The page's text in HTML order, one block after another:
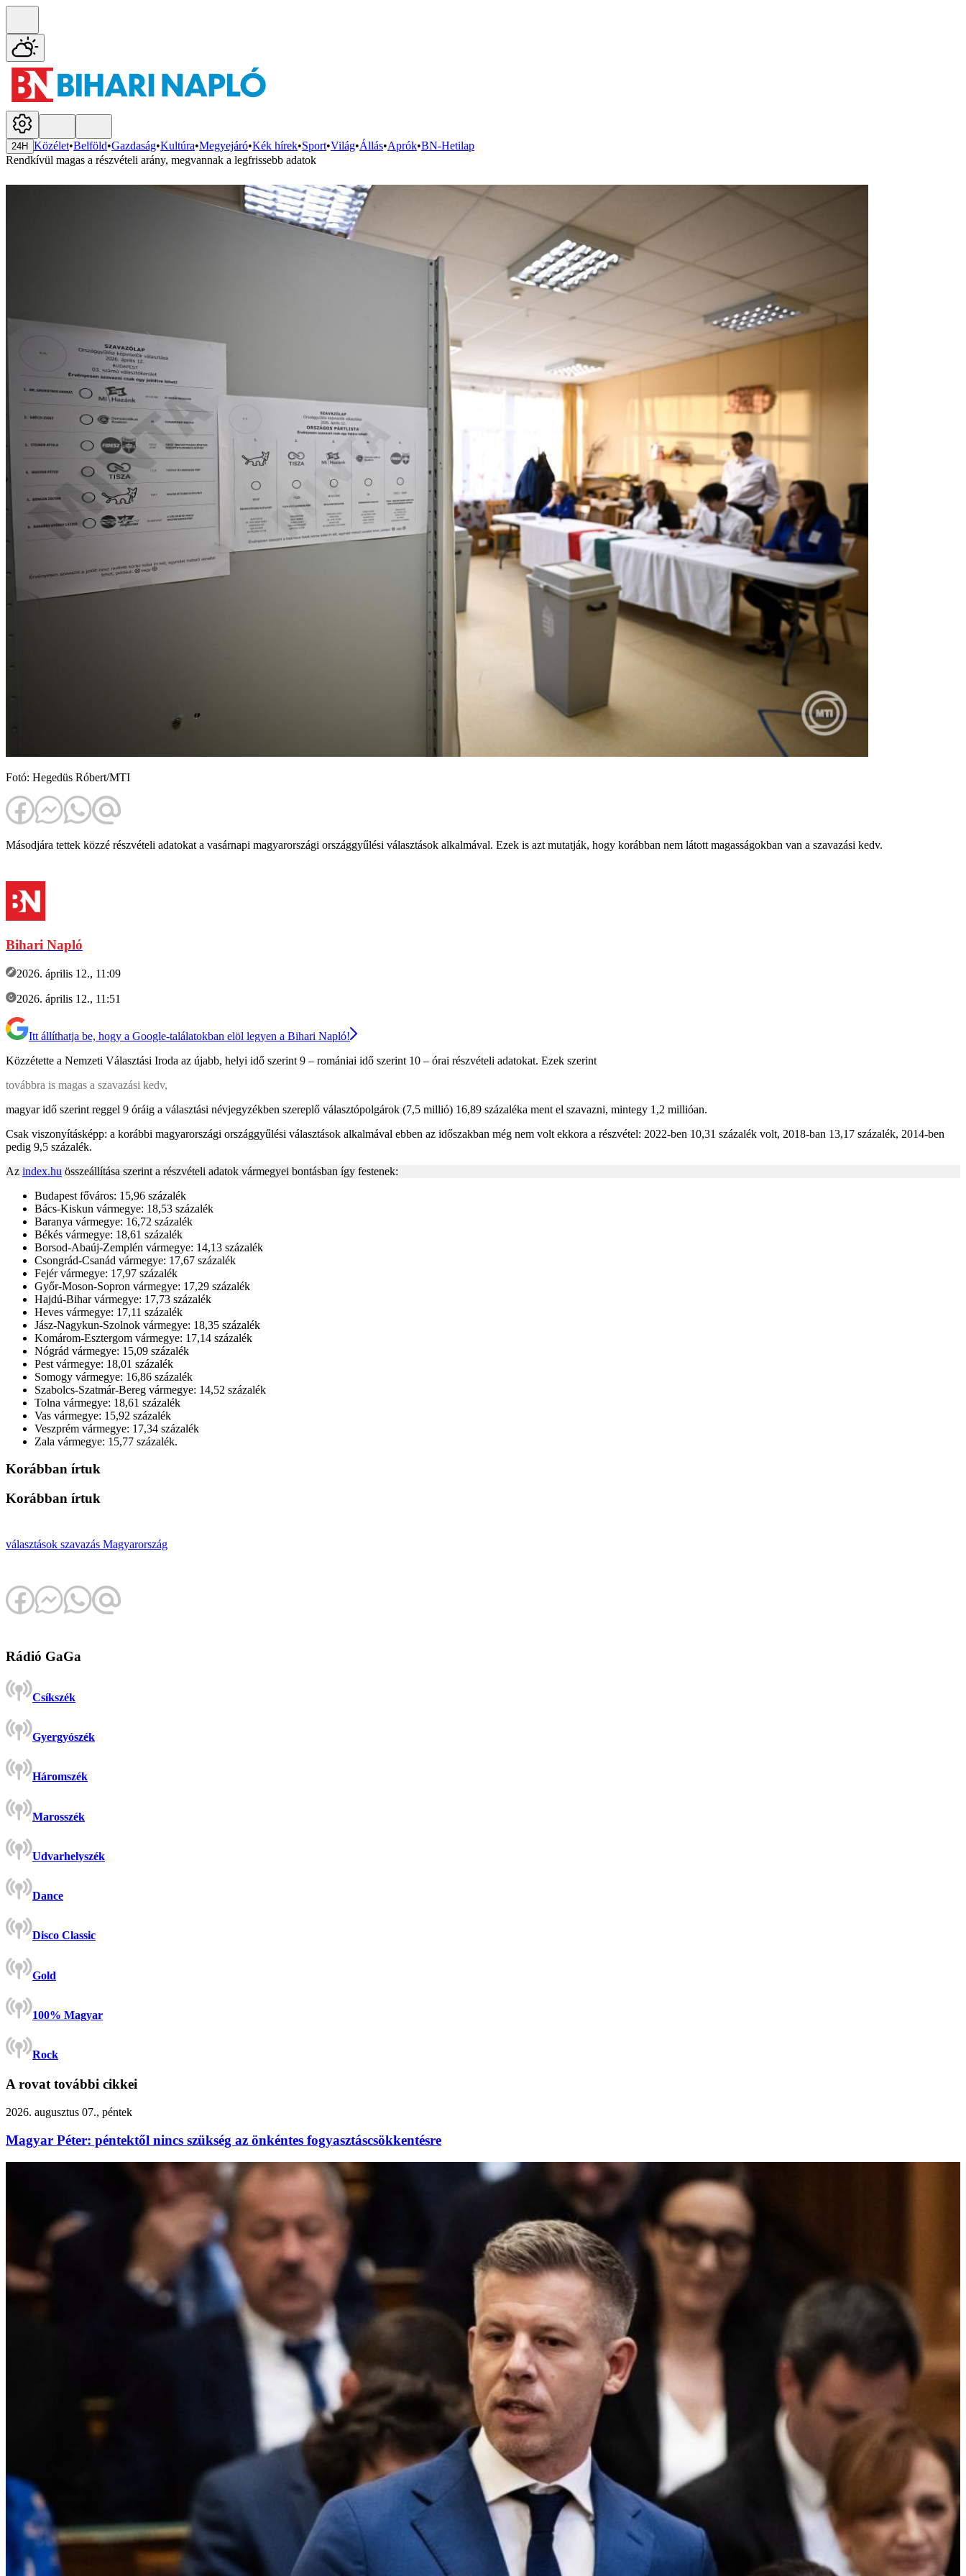
24H Közélet•Belföld•Gazdaság•Kultúra•Megyejáró•Kék hírek•Sport•Világ•Állás•Aprók•BN-Hetilap
Rendkívül magas a részvételi arány, megvannak a legfrissebb adatok
Fotó: Hegedüs Róbert/MTI
Másodjára tettek közzé részvételi adatokat a vasárnapi magyarországi országgyűlési választások alkalmával. Ezek is azt mutatják, hogy korábban nem látott magasságokban van a szavazási kedv.
Bihari Napló
2026. április 12., 11:09
2026. április 12., 11:51
Itt állíthatja be, hogy a Google-találatokban elöl legyen a Bihari Napló!
Közzétette a Nemzeti Választási Iroda az újabb, helyi idő szerint 9 – romániai idő szerint 10 – órai részvételi adatokat. Ezek szerint
továbbra is magas a szavazási kedv,
magyar idő szerint reggel 9 óráig a választási névjegyzékben szereplő választópolgárok (7,5 millió) 16,89 százaléka ment el szavazni, mintegy 1,2 millióan.
Csak viszonyításképp: a korábbi magyarországi országgyűlési választások alkalmával ebben az időszakban még nem volt ekkora a részvétel: 2022-ben 10,31 százalék volt, 2018-ban 13,17 százalék, 2014-ben
pedig 9,5 százalék.
Az index.hu összeállítása szerint a részvételi adatok vármegyei bontásban így festenek:
Budapest főváros: 15,96 százalék
Bács-Kiskun vármegye: 18,53 százalék
Baranya vármegye: 16,72 százalék
Békés vármegye: 18,61 százalék
Borsod-Abaúj-Zemplén vármegye: 14,13 százalék
Csongrád-Csanád vármegye: 17,67 százalék
Fejér vármegye: 17,97 százalék
Győr-Moson-Sopron vármegye: 17,29 százalék
Hajdú-Bihar vármegye: 17,73 százalék
Heves vármegye: 17,11 százalék
Jász-Nagykun-Szolnok vármegye: 18,35 százalék
Komárom-Esztergom vármegye: 17,14 százalék
Nógrád vármegye: 15,09 százalék
Pest vármegye: 18,01 százalék
Somogy vármegye: 16,86 százalék
Szabolcs-Szatmár-Bereg vármegye: 14,52 százalék
Tolna vármegye: 18,61 százalék
Vas vármegye: 15,92 százalék
Veszprém vármegye: 17,34 százalék
Zala vármegye: 15,77 százalék.
Korábban írtuk
Korábban írtuk
választások szavazás Magyarország
Rádió GaGa
Csíkszék
Gyergyószék
Háromszék
Marosszék
Udvarhelyszék
Dance
Disco Classic
Gold
100% Magyar
Rock
A rovat további cikkei
2026. augusztus 07., péntek
Magyar Péter: péntektől nincs szükség az önkéntes fogyasztáscsökkentésre